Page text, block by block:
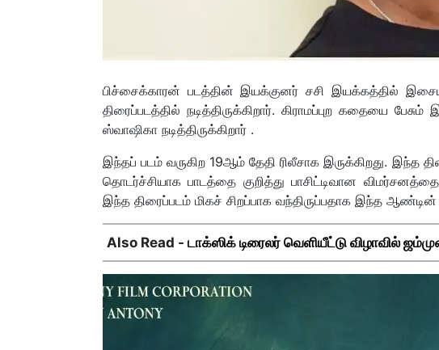
பிச்சைக்காரன் படத்தின் இயக்குனர் சசி இயக்கத்தில்
திரைப்படத்தில் நடித்திருக்கிறார். கிராமப்புற கதையை
ஸ்வாஷிகா நடித்திருக்கிறார் .
இந்தப் படம் வருகிற 19ஆம் தேதி ரிலீசாக இருக்கிறது. இந்த
தொடர்ச்சியாக பாடத்தை குறித்து பாசிட்டிவான
இந்த திரைப்படம் மிகச் சிறப்பாக வந்திருப்பதாக இந்த ஆண்டின்
Also Read - டாக்ஸிக் டிரைலர் வெளியீட்டு விழாவில்